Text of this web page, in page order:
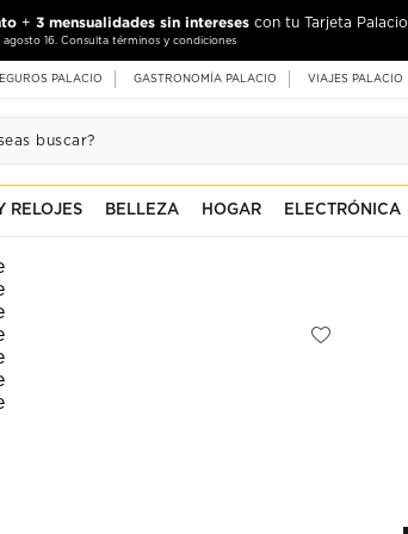
+ 3 mensualidades sin intereses con tu Tarjeta Palacio
agosto 16. Consulta términos y condiciones
PALACIO GASTRONOMÍA PALACIO VIAJES PALACIO
RELOJES BELLEZA HOGAR ELECTRÓNICA